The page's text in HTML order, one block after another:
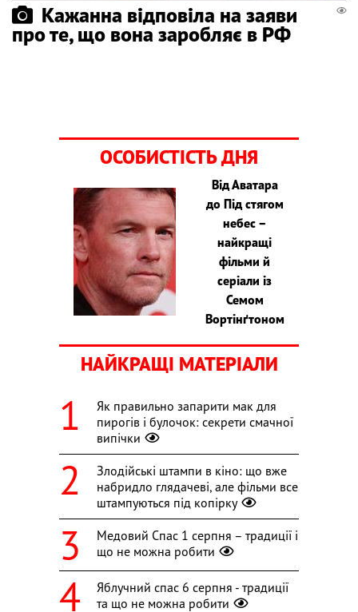
Кажанна відповіла на заяви
про те, що вона заробляє в РФ
ОСОБИСТІСТЬ ДНЯ
Від Аватара
до Під стягом
небес –
найкращі
фільми й
серіали із
Семом
Вортінґтоном
НАЙКРАЩІ МАТЕРІАЛИ
Як правильно запарити мак для
пирогів і булочок: секрети смачної
випічки
Злодійські штампи в кіно: що вже
набридло глядачеві, але фільми все
штампуються під копірку
Медовий Спас 1 серпня – традиції і
що не можна робити
Яблучний спас 6 серпня - традиції
та що не можна робити